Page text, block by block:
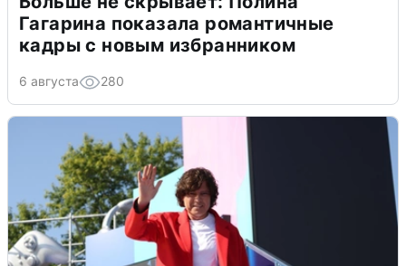
Гагарина показала романтичные
кадры с новым избранником
6 августа 280